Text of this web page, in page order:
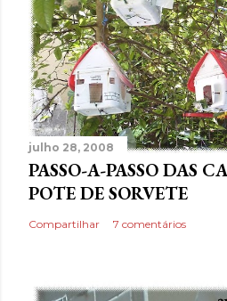
julho 28, 2008
PASSO-A-PASSO DAS
POTE DE SORVETE
Compartilhar 7 comentários